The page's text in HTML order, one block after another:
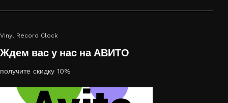
Vinyl Record Clock
Ждем вас у нас на АВИТО
получите скидку 10%